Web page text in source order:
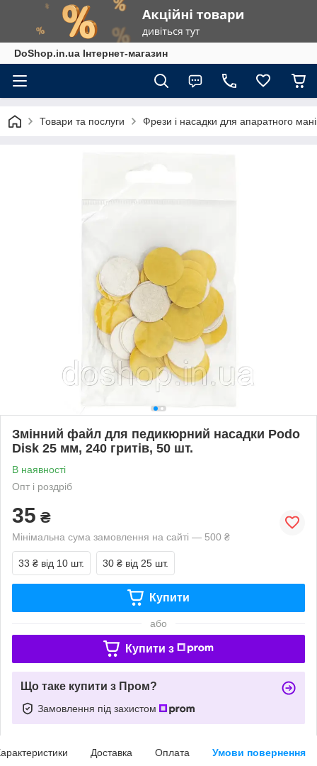
DoShop.in.ua Інтернет-магазин
Товари та послуги Фрези і насадки для апаратного
Змінний файл для педикюрний насадки Podo
Disk 25 мм, 240 гритів, 50 шт.
В наявності
Опт і роздріб
35 ₴
Мінімальна сума замовлення на сайті — 500 ₴
33 ₴ від 10 шт. 30 ₴ від 25 шт.
Купити
або
Купити з
Що таке купити з Пром?
Замовлення під захистом
Доставка Оплата Умови повернення